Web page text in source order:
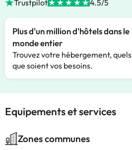
Trustpilot 4.5/5
Plus d'un million d'hôtels dans le
monde entier
Trouvez votre hébergement, quels
que soient vos besoins.
Equipements et services
Zones communes